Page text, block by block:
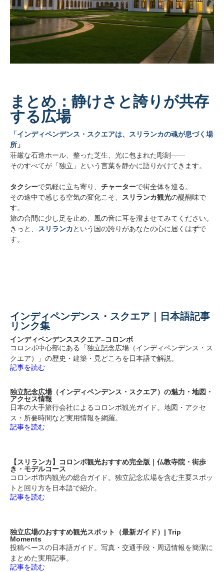
まとめ：静けさと誇りが共存
する広場
「インディペンデンス・スクエアは、スリランカの魂が息づく場
所」
荘厳な石造ホール、整った芝生、光に包まれた彫刻――
そのすべてが「独立」という言葉を静かに語りかけてきます。
タクシーで気軽に立ち寄り、 チャーターで街全体を巡る。
その途中で感じる空気の変化こそ、
スリランカ観光の醍醐味で
す。
旅の合間に少し足を止め、風の音に耳を澄ませてみてください。
きっと、
スリランカという国の誇りがあなたの心に届くはずで
す。
インディペンデンス・スクエア｜日本語記事
リンク集
インディペンデンススクエア–コロンボ
コロンボ中心部にある「独立記念広場（インディペンデンス・ス
クエア）」の歴史・建築・見どころを日本語で解説。
記事を読む
独立記念広場（インディペンデンス・スクエア）の魅力・地図・
アクセス情報
日本の大手旅行会社によるコロンボ観光ガイド。地図・アクセ
ス・所要時間など実用情報を網羅。
記事を読む
【スリランカ】コロンボ観光おすすめ完全版｜仏教寺院・街歩
き・モデルコース
コロンボ市内観光の総合ガイド。独立記念広場を含む主要スポッ
トと回り方を日本語で紹介。
記事を読む
独立広場のおすすめ観光スポット（最新ガイド）| Trip
Moments
投稿ベースの日本語ガイド。写真・交通手段・周辺情報を簡潔に
まとめた実用記事。
記事を読む